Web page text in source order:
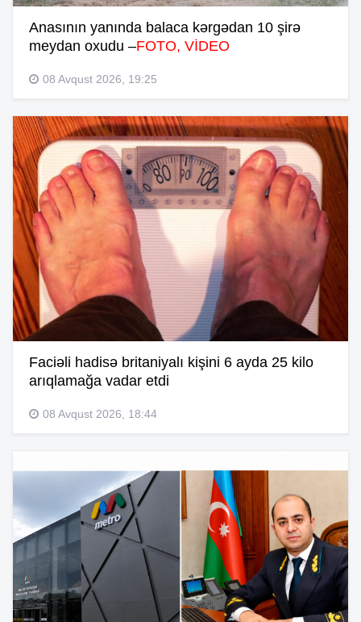
Anasının yanında balaca kərgədan 10 şirə
meydan oxudu –FOTO, VİDEO
08 Avqust 2026, 19:25
Faciəli hadisə britaniyalı kişini 6 ayda 25 kilo
arıqlamağa vadar etdi
08 Avqust 2026, 18:44